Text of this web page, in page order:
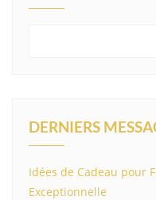
DERNIERS
Idées de Cadeau pour
Exceptionnelle